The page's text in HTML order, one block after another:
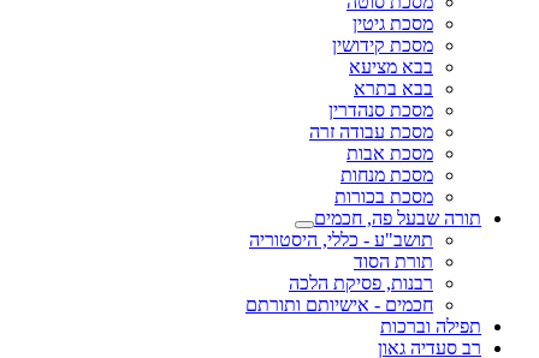
מסכת גיטין
מסכת קידושין
בבא מציעא
בבא בתרא
מסכת סנהדרין
מסכת עבודה זרה
מסכת אבות
מסכת מנחות
מסכת בכורות
תורה שבעל פה, חכמים
תושב"ע - כללי, היסטוריה
תורת הסוד
רבנות, פסיקת הלכה
חכמים - אישיותם ותורתם
תפילה וברכות
רב סעדיה גאון